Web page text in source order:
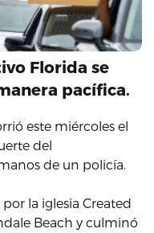
Florida se
pacífica.
este miércoles el
del
de un policía.
la iglesia Created
Beach y culminó